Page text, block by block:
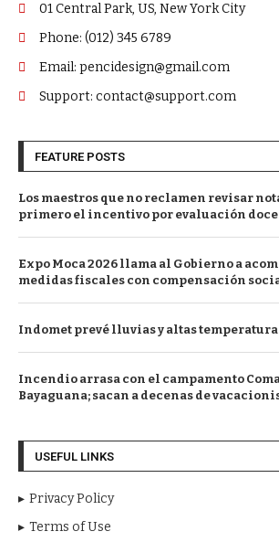
01 Central Park, US, New York City
Phone: (012) 345 6789
Email: pencidesign@gmail.com
Support: contact@support.com
FEATURE POSTS
Los maestros que no reclamen revisar
primero el incentivo por evaluación
Expo Moca 2026 llama al Gobierno a
medidas fiscales con compensación
Indomet prevé lluvias y altas
Incendio arrasa con el campamento
Bayaguana; sacan a decenas de
USEFUL LINKS
Privacy Policy
Terms of Use